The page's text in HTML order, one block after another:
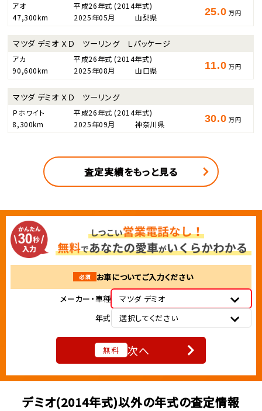
アオ 平成26年式(2014年式)
47,300km
2025年05月 山梨県 25.0 万円
マツダ デミオ ＸＤ ツーリング Ｌパッケージ
アカ 平成26年式(2014年式)
90,600km
2025年08月 山口県 11.0 万円
マツダ デミオ ＸＤ ツーリング
Ｐホワイト 平成26年式(2014年式)
8,300km
2025年09月 神奈川県 30.0 万円
査定実績をもっと見る
必須
お車についてご入力ください
メーカー・車種
マツダ デミオ
年式
選択してください
無料 次へ
デミオ(2014年式)以外の年式の査定情報